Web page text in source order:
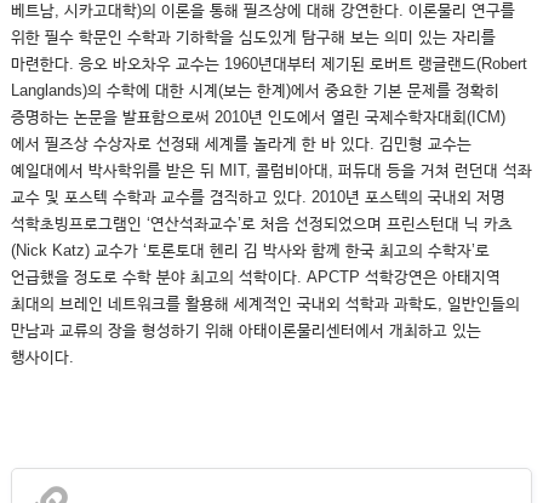
베트남, 시카고대학)의 이론을 통해 필즈상에 대해 강연한다. 이론물리 연구를
위한 필수 학문인 수학과 기하학을 심도있게 탐구해 보는 의미 있는 자리를
마련한다. 응오 바오차우 교수는 1960년대부터 제기된 로버트 랭글랜드(Robert
Langlands)의 수학에 대한 시계(보는 한계)에서 중요한 기본 문제를 정확히
증명하는 논문을 발표함으로써 2010년 인도에서 열린 국제수학자대회(ICM)
에서 필즈상 수상자로 선정돼 세계를 놀라게 한 바 있다. 김민형 교수는
예일대에서 박사학위를 받은 뒤 MIT, 콜럼비아대, 퍼듀대 등을 거쳐 런던대 석좌
교수 및 포스텍 수학과 교수를 겸직하고 있다. 2010년 포스텍의 국내외 저명
석학초빙프로그램인 ‘연산석좌교수’로 처음 선정되었으며 프린스턴대 닉 카츠
(Nick Katz) 교수가 ‘토론토대 헨리 김 박사와 함께 한국 최고의 수학자’로
언급했을 정도로 수학 분야 최고의 석학이다. APCTP 석학강연은 아태지역
최대의 브레인 네트워크를 활용해 세계적인 국내외 석학과 과학도, 일반인들의
만남과 교류의 장을 형성하기 위해 아태이론물리센터에서 개최하고 있는
행사이다.